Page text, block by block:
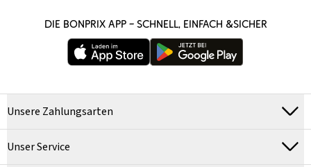
DIE BONPRIX APP – SCHNELL, EINFACH &SICHER
Unsere Zahlungsarten
Unser Service